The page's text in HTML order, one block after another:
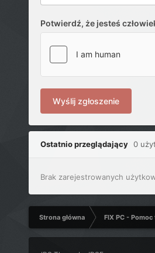
Potwierdź, że jesteś
Wyślij zgłoszenie
Ostatnio przeglądający 0
Brak zarejestrowanych
Strona główna FIX PC -